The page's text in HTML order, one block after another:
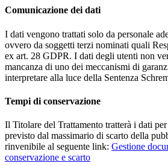
Comunicazione dei dati
I dati vengono trattati solo da personale
ovvero da soggetti terzi nominati quali
ex art. 28 GDPR. I dati degli utenti non
mancanza di uno dei meccanismi di
interpretare alla luce della Sentenza
Tempi di conservazione
Il Titolare del Trattamento tratterà i dati
previsto dal massimario di scarto della
rinvenibile al seguente link: Gestione
conservazione e scarto